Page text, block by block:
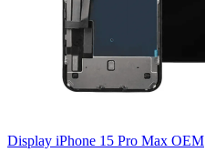
Display iPhone 15 Pro Max OEM